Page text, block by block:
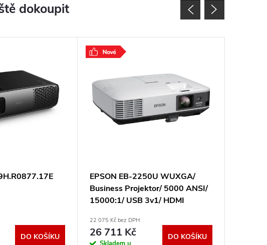
dokoupit
DO KOŠÍKU
EPSON EB-2250U WUXGA/
Business Projektor/ 5000 ANSI/
15000:1/ USB 3v1/ HDMI
22 075 Kč bez DPH
26 711 Kč DO KOŠÍKU